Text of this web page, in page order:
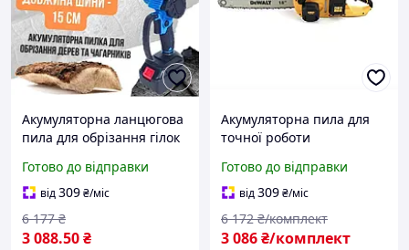
Акумуляторна ланцюгова
пила для обрізання гілок
на акумуляторах для дому
Міні пили Пила для
обрізки
Готово до відправки
від309₴/міс
3 088.50₴
6 177 ₴
Акумуляторна пила для
точної роботи
дерева ланцюгова
Електрична пила для
гілок 6 Ah Ланцюгові
електропили
Готово до відправки
від309₴/міс
3 086₴/комплект
6 172 ₴/комплект